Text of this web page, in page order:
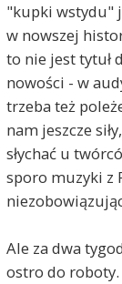
"kupki wstydu"
w nowszej
to nie jest tytuł
nowości - w
trzeba też
nam jeszcze
słychać u
sporo muzyki z
Ale za dwa
ostro do roboty.